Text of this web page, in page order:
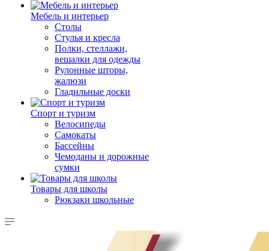
Мебель и интерьер
Столы
Стулья и кресла
Полки, стеллажи,
вешалки для одежды
Рулонные шторы,
жалюзи
Гладильные доски
Спорт и туризм
Велосипеды
Самокаты
Бассейны
Чемоданы и дорожные
сумки
Товары для школы
Рюкзаки школьные